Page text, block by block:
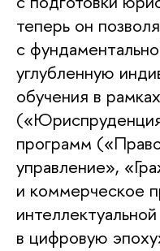
теперь он
с
углубленную
обучения в
программ
управление»,
и коммерческое
в цифровую